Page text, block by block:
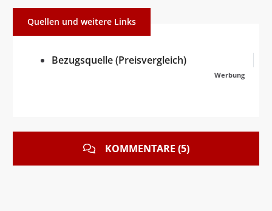
Quellen und weitere Links
Bezugsquelle (Preisvergleich)
Werbung
KOMMENTARE (5)